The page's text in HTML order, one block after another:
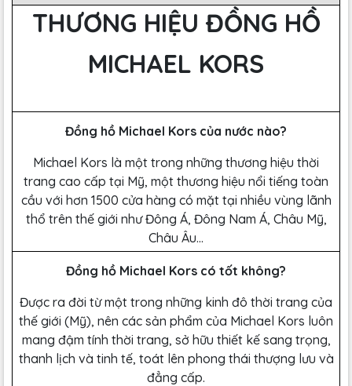
THƯƠNG HIỆU ĐỒNG HỒ
MICHAEL KORS
Đồng hồ Michael Kors của nước nào?
Michael Kors là một trong những thương hiệu thời
trang cao cấp tại Mỹ, một thương hiệu nổi tiếng toàn
cầu với hơn 1500 cửa hàng có mặt tại nhiều vùng lãnh
thổ trên thế giới như Đông Á, Đông Nam Á, Châu Mỹ,
Châu Âu…
Đồng hồ Michael Kors có tốt không?
Được ra đời từ một trong những kinh đô thời trang của
thế giới (Mỹ), nên các sản phẩm của Michael Kors luôn
mang đậm tính thời trang, sở hữu thiết kế sang trọng,
thanh lịch và tinh tế, toát lên phong thái thượng lưu và
đẳng cấp.